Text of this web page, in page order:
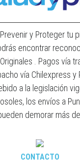
y Proteger tu
encontrar
. Pagos vía
vía Chilexpress y
a la legislación
los envíos a
demorar más
CONTACTO